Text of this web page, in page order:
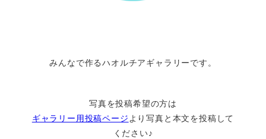
みんなで作るハオルチアギャラリーです。
写真を投稿希望の方は
ギャラリー用投稿ページ より写真と本文を投稿して
ください♪